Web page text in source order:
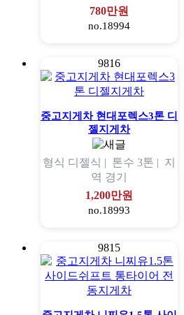
780만원
no.18994
9816
중고지게차 현대포렉스3톤 디
젤지게차
형식 디젤식 | 톤수 3톤 | 지
역 경기
1,200만원
no.18993
9815